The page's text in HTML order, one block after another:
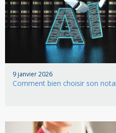
9 janvier 2026
Comment bien choisir son